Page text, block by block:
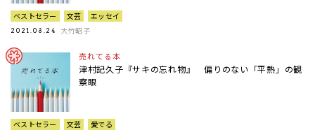
ベストセラー 文芸 エッセイ
2021.08.24 大竹昭子
売れてる本
津村記久子『サキの忘れ物』 偏りのない「平熱」の観
察眼
ベストセラー 文芸 愛でる